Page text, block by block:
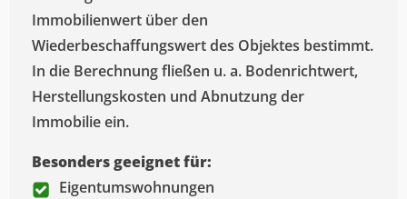
Immobilienwert über den
Wiederbeschaffungswert des Objektes bestimmt.
In die Berechnung fließen u. a. Bodenrichtwert,
Herstellungskosten und Abnutzung der
Immobilie ein.
Besonders geeignet für:
Eigentumswohnungen